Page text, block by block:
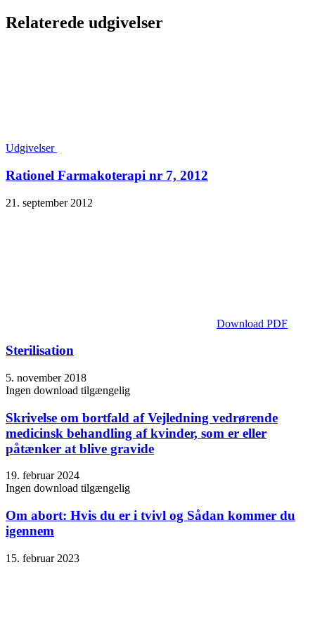
Relaterede udgivelser
Udgivelser
Rationel Farmakoterapi nr 7, 2012
21. september 2012
Download PDF
Sterilisation
5. november 2018
Ingen download tilgængelig
Skrivelse om bortfald af Vejledning vedrørende
medicinsk behandling af kvinder, som er eller
påtænker at blive gravide
19. februar 2024
Ingen download tilgængelig
Om abort: Hvis du er i tvivl og Sådan kommer du
igennem
15. februar 2023